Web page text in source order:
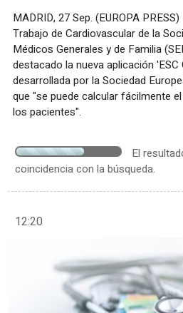
MADRID, 27 Sep. (EUROPA
Trabajo de Cardiovascular de la
Médicos Generales y de Familia
destacado la nueva aplicación 'ESC
desarrollada por la Sociedad
que "se puede calcular fácilmente
los pacientes".
El
coincidencia con la búsqueda.
12:20